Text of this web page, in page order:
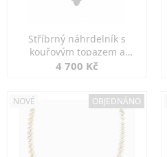
Stříbrný náhrdelník s
kouřovým topazem a
markazity
4 700 Kč
NOVÉ OBJEDNÁNO